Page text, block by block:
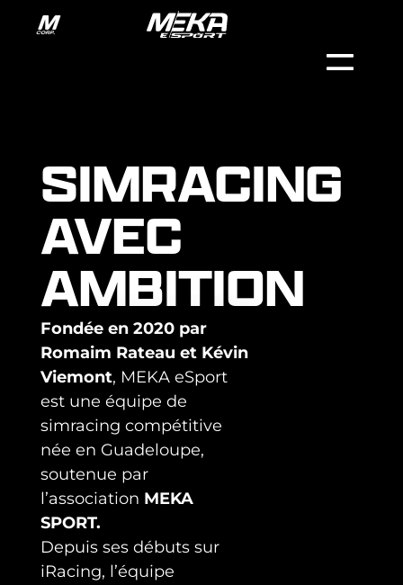
SIMRACING
AVEC
AMBITION
Fondée en 2020 par
Romaim Rateau et Kévin
Viemont, MEKA eSport
est une équipe de
simracing compétitive
née en Guadeloupe,
soutenue par
l’association MEKA
SPORT.
Depuis ses débuts sur
iRacing, l’équipe